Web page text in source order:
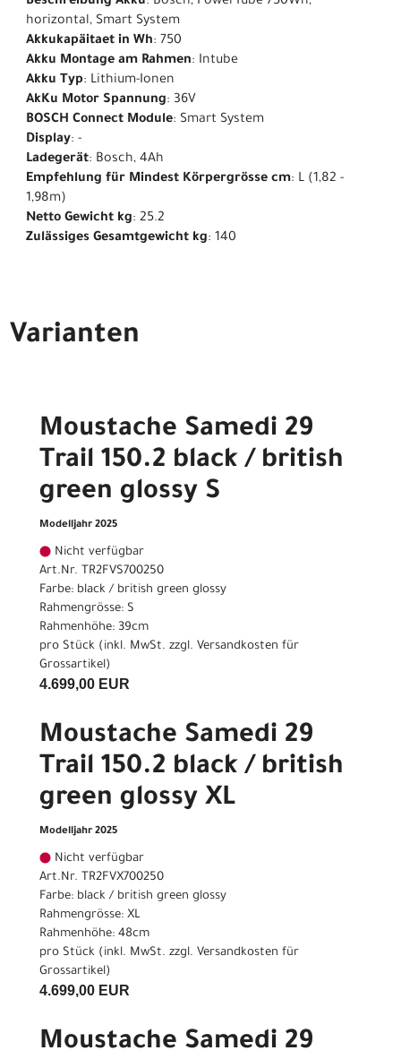
horizontal, Smart System
Akkukapäitaet in Wh: 750
Akku Montage am Rahmen: Intube
Akku Typ: Lithium-Ionen
AkKu Motor Spannung: 36V
BOSCH Connect Module: Smart System
Display: -
Ladegerät: Bosch, 4Ah
Empfehlung für Mindest Körpergrösse cm: L (1,82 -
1,98m)
Netto Gewicht kg: 25.2
Zulässiges Gesamtgewicht kg: 140
Varianten
Moustache Samedi 29
Trail 150.2 black / british
green glossy S
Modelljahr 2025
Nicht verfügbar
Art.Nr. TR2FVS700250
Farbe: black / british green glossy
Rahmengrösse: S
Rahmenhöhe: 39cm
pro Stück (inkl. MwSt. zzgl. Versandkosten für
Grossartikel)
4.699,00 EUR
Moustache Samedi 29
Trail 150.2 black / british
green glossy XL
Modelljahr 2025
Nicht verfügbar
Art.Nr. TR2FVX700250
Farbe: black / british green glossy
Rahmengrösse: XL
Rahmenhöhe: 48cm
pro Stück (inkl. MwSt. zzgl. Versandkosten für
Grossartikel)
4.699,00 EUR
Moustache Samedi 29